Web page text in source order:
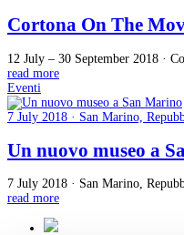
Cortona On The
12 July – 30 September 2018 ·
read more
Eventi
7 July 2018 · San Marino,
Un nuovo museo a
7 July 2018 · San Marino,
read more